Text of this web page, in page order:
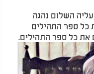
השלום נהגה
כל ספר התהילים
את כל ספר התהילים.